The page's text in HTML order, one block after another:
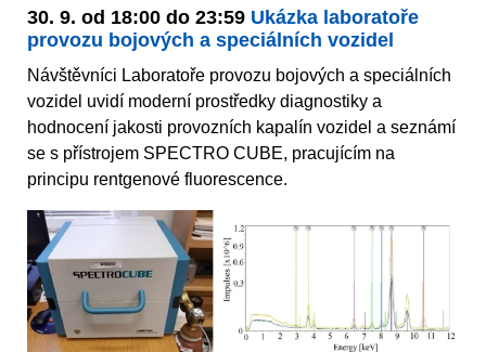
30. 9. od 18:00 do 23:59 Ukázka laboratoře
provozu bojových a speciálních vozidel
Návštěvníci Laboratoře provozu bojových a speciálních
vozidel uvidí moderní prostředky diagnostiky a
hodnocení jakosti provozních kapalín vozidel a seznámí
se s přístrojem SPECTRO CUBE, pracujícím na
principu rentgenové fluorescence.